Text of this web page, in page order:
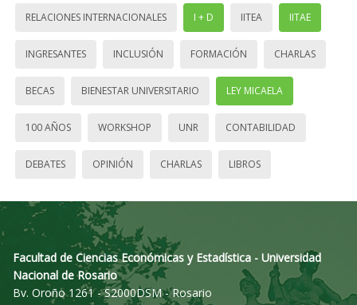
RELACIONES INTERNACIONALES I + D IITEA IITAE
INGRESANTES INCLUSIÓN FORMACIÓN CHARLAS
BECAS BIENESTAR UNIVERSITARIO LEY MICAELA
100 AÑOS WORKSHOP UNR CONTABILIDAD
DEBATES OPINIÓN CHARLAS LIBROS
Facultad de Ciencias Económicas y Estadística - Universidad
Nacional de Rosario
Bv. Oroño 1261 - S2000DSM - Rosario